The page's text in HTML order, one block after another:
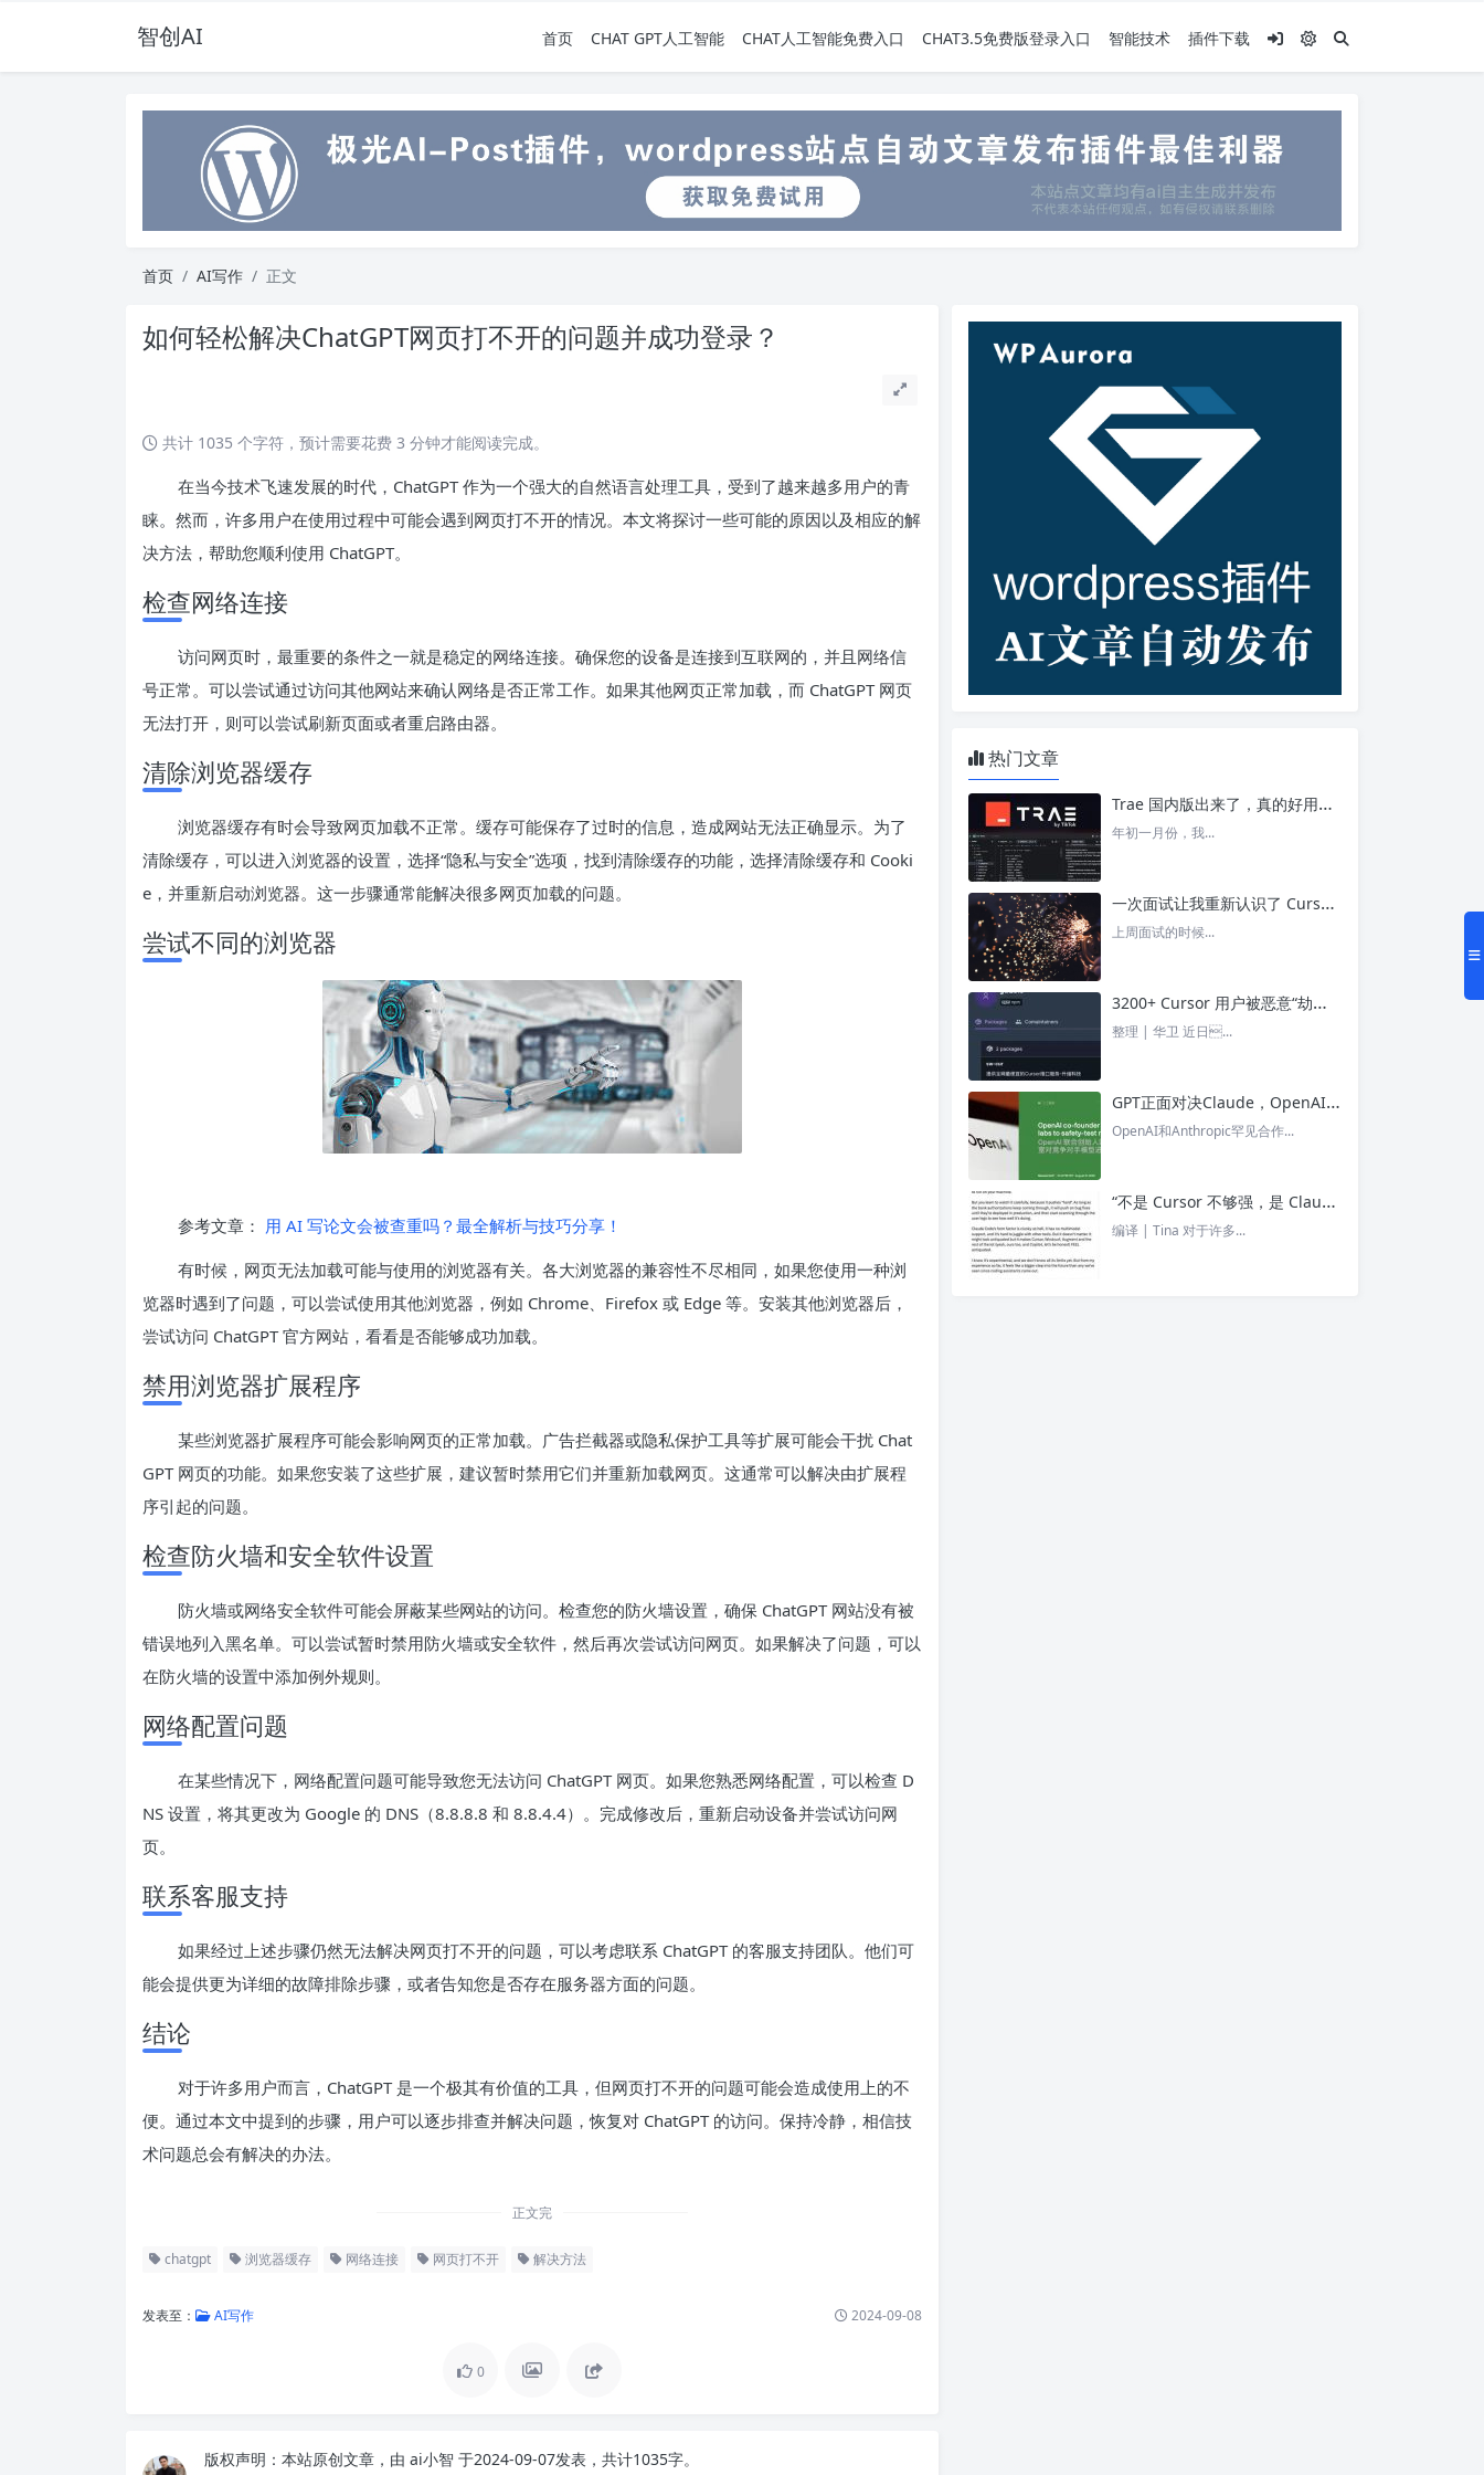
智创AI 首页 CHAT GPT人工智能 CHAT人工智能免费入口 CHAT3.5免费版登录入口 智能技术 插件下载
首页 AI写作 正文
如何轻松解决ChatGPT网页打不开的问题并成功登录？
共计 1035 个字符，预计需要花费 3 分钟才能阅读完成。
在当今技术飞速发展的时代，ChatGPT 作为一个强大的自然语言处理工具，受到了越来越多用户的青
睐。然而，许多用户在使用过程中可能会遇到网页打不开的情况。本文将探讨一些可能的原因以及相应的解
决方法，帮助您顺利使用 ChatGPT。
检查网络连接
访问网页时，最重要的条件之一就是稳定的网络连接。确保您的设备是连接到互联网的，并且网络信
号正常。可以尝试通过访问其他网站来确认网络是否正常工作。如果其他网页正常加载，而 ChatGPT 网页
无法打开，则可以尝试刷新页面或者重启路由器。
清除浏览器缓存
浏览器缓存有时会导致网页加载不正常。缓存可能保存了过时的信息，造成网站无法正确显示。为了
清除缓存，可以进入浏览器的设置，选择“隐私与安全”选项，找到清除缓存的功能，选择清除缓存和 Cooki
e，并重新启动浏览器。这一步骤通常能解决很多网页加载的问题。
尝试不同的浏览器
参考文章： 用 AI 写论文会被查重吗？最全解析与技巧分享！
有时候，网页无法加载可能与使用的浏览器有关。各大浏览器的兼容性不尽相同，如果您使用一种浏
览器时遇到了问题，可以尝试使用其他浏览器，例如 Chrome、Firefox 或 Edge 等。安装其他浏览器后，
尝试访问 ChatGPT 官方网站，看看是否能够成功加载。
禁用浏览器扩展程序
某些浏览器扩展程序可能会影响网页的正常加载。广告拦截器或隐私保护工具等扩展可能会干扰 Chat
GPT 网页的功能。如果您安装了这些扩展，建议暂时禁用它们并重新加载网页。这通常可以解决由扩展程
序引起的问题。
检查防火墙和安全软件设置
防火墙或网络安全软件可能会屏蔽某些网站的访问。检查您的防火墙设置，确保 ChatGPT 网站没有被
错误地列入黑名单。可以尝试暂时禁用防火墙或安全软件，然后再次尝试访问网页。如果解决了问题，可以
在防火墙的设置中添加例外规则。
网络配置问题
在某些情况下，网络配置问题可能导致您无法访问 ChatGPT 网页。如果您熟悉网络配置，可以检查 D
NS 设置，将其更改为 Google 的 DNS（8.8.8.8 和 8.8.4.4）。完成修改后，重新启动设备并尝试访问网
页。
联系客服支持
如果经过上述步骤仍然无法解决网页打不开的问题，可以考虑联系 ChatGPT 的客服支持团队。他们可
能会提供更为详细的故障排除步骤，或者告知您是否存在服务器方面的问题。
结论
对于许多用户而言，ChatGPT 是一个极其有价值的工具，但网页打不开的问题可能会造成使用上的不
便。通过本文中提到的步骤，用户可以逐步排查并解决问题，恢复对 ChatGPT 的访问。保持冷静，相信技
术问题总会有解决的办法。
正文完
chatgpt 浏览器缓存 网络连接 网页打不开 解决方法
发表至： AI写作 2024-09-08
0
版权声明： 本站原创文章，由 ai小智 于2024-09-07发表，共计1035字。
热门文章
Trae 国内版出来了，真的好用吗？ – 今日头条
年初一月份，我...
一次面试让我重新认识了 Cursor – 今日头条
上周面试的时候...
3200+ Cursor 用户被恶意“劫持”！贪图“便宜 API”却惨遭收割， AI 开发者们要小心了 – 今日头条
整理 | 华卫 近日...
GPT正面对决Claude，OpenAI竟没全赢，AI安全「极限大测」真相曝光 – 今日头条
OpenAI和Anthropic罕见合作...
“不是 Cursor 不够强，是 Claude Code 太猛了” ！创始人详解Claude Code如何改写编程方式 – 今日头条
编译 | Tina 对于许多...